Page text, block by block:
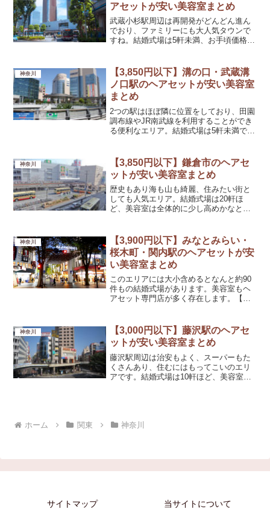
アセットが安い美容室まとめ
武蔵小杉駅周辺は再開発がどんどん進ん
でおり、ファミリーにも大人気タウンで
すね。結婚式場は5軒未満、お手頃価格の
武蔵小杉駅店(Emerge)ヘアセット料金
3,000円ア...
神奈川
【3,850円以下】溝の口・武蔵溝
ノ口駅のヘアセットが安い美容室
まとめ
2つの駅はほぼ隣に位置をしており、田園
調布線やJR南武線を利用することができ
る便利なエリア。結婚式場は5軒未満で、
セットが安い美容室ヘアアレンジメント
ボガスティーズ ...
神奈川
【3,850円以下】鎌倉市のヘアセ
ットが安い美容室まとめ
歴史もあり海も山も綺麗、住みたい街と
しても人気エリア。結婚式場は20軒ほ
ど、美容室は全体的に少し高めかなとい
ト料金2,980円アクセス大船駅から徒歩1
分営業時...
神奈川
【3,900円以下】みなとみらい・
桜木町・関内駅のヘアセットが安
い美容室まとめ
このエリアには大小含めるとなんと約90
件もの結婚式場があります。美容室もヘ
アセット専門店が多く存在します。【み
ット料金3,150円アクセス関内駅北口から
徒歩3...
神奈川
【3,000円以下】藤沢駅のヘアセ
ットが安い美容室まとめ
藤沢駅周辺は治安もよく、スーパーもた
くさんあり、住むにはもってこいのエリ
アです。結婚式場は10軒ほど、美容室は
ホーム
関東 神奈川
サイトマップ 当サイトについて